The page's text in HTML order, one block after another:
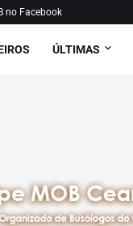
no Facebook
ÚLTIMAS